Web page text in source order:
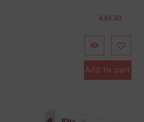
Price
€49.90
 
Add to cart